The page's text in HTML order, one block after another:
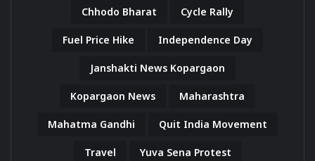
Chhodo Bharat Cycle Rally
Fuel Price Hike Independence Day
Janshakti News Kopargaon
Kopargaon News Maharashtra
Mahatma Gandhi Quit India Movement
Travel Yuva Sena Protest